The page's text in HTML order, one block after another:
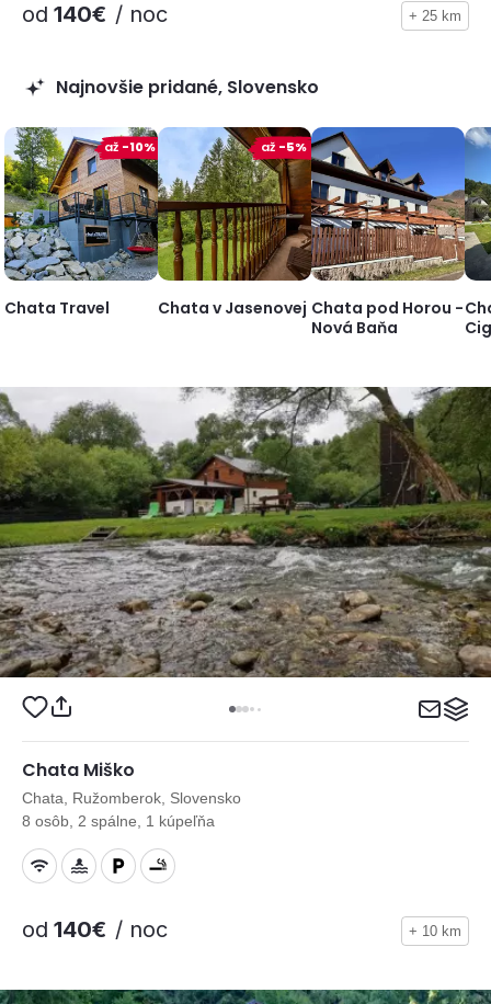
od 140€ / noc + 25 km
Najnovšie pridané, Slovensko
Chata Travel
až -10%
Chata v Jasenovej
až -5%
Chata pod Horou -
Nová Baňa
Chata Miško
Chata, Ružomberok, Slovensko
8 osôb, 2 spálne, 1 kúpeľňa
od 140€ / noc + 10 km